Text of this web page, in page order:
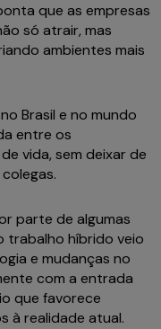
que as empresas
só atrair, mas
ambientes mais
Brasil e no mundo
entre os
vida, sem deixar de
parte de algumas
trabalho híbrido veio
e mudanças no
com a entrada
que favorece
à realidade atual.